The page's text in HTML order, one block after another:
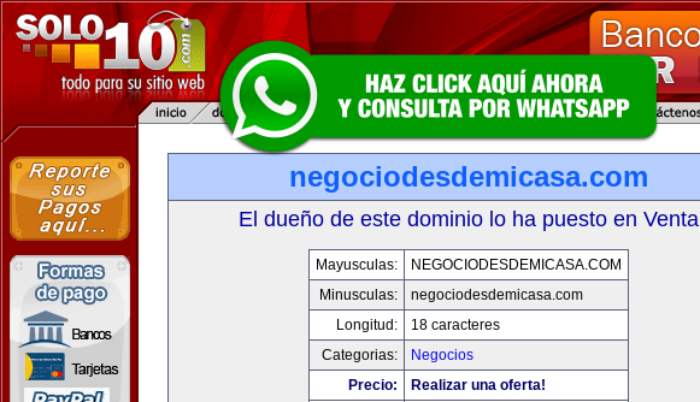
negociodesdemicasa.com
El dueño de este dominio lo ha puesto en Venta
Mayusculas:
NEGOCIODESDEMICASA.COM
Minusculas:
negociodesdemicasa.com
Longitud:
18 caracteres
Categorias:
Negocios
Precio:
Realizar una oferta!